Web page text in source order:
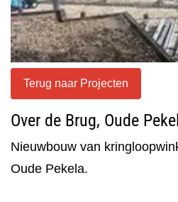
Terug naar Projecten
Over de Brug, Oude
Nieuwbouw van
Oude Pekela.